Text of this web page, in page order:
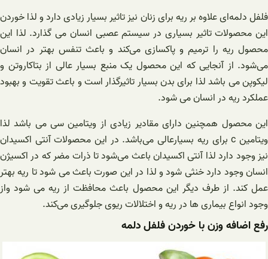
فلفل دلمه‌ای علاوه بر ریه برای زنان نیز تاثیر بسیار زیادی دارد و لذا خوردن
این محصولات تاثیر بسیاری در سیستم عصبی انسان می گذارد. لذا این
محصول ریه را ترمیم و پاکسازی می‌کند و باعث تنفس بهتر در انسان
می‌شود. از آنجایی که این محصول یک منبع بسیار عالی از بتاکاروتن و
لیکوپن می باشد لذا برای بدن بسیار تاثیرگذار است و باعث تقویت و بهبود
عملکرد ریه در انسان می شود.
این محصول همچنین دارای مقادیر زیادی از ویتامین سی می باشد لذا
ویتامین c برای ریه بسیارعالی می‌باشد. در این محصولات آنتی اکسیدان
نیز وجود دارد لذا آنتی اکسیدان باعث می‌شود تا ذرات مضر که در اکسیژن
انسان وجود دارد خنثی شود و لذا در این صورت باعث می شود تا ریه بهتر
عمل کند. از طرف دیگر این محصول باعث محافظت از ریه می شود واز
وجود انواع بیماری ها در ریه و اختلالات ریوی جلوگیری می‌کند.
رفع اضافه وزن با خوردن فلفل دلمه